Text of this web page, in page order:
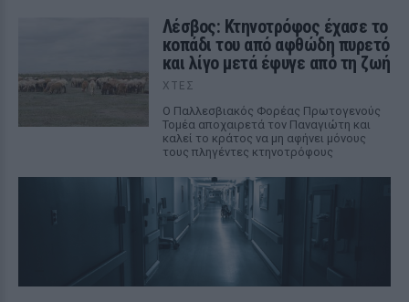
Λέσβος: Κτηνοτρόφος έχασε το
κοπάδι του από αφθώδη πυρετό
και λίγο μετά έφυγε από τη ζωή
ΧΤΕΣ
Ο Παλλεσβιακός Φορέας Πρωτογενούς
Τομέα αποχαιρετά τον Παναγιώτη και
καλεί το κράτος να μη αφήνει μόνους
τους πληγέντες κτηνοτρόφους